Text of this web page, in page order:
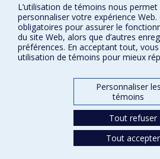
Signaler une erreur
Accessibilité
FACULTÉ DES ARTS ET DES SCIENCES
L’utilisation de témoins nous permet
personnaliser votre expérience
obligatoires pour assurer le
du site Web, alors que d’autres
préférences. En acceptant tout,
utilisation de témoins pour mieux
Personnaliser les
témoins
Tout refuser
Tout accepter